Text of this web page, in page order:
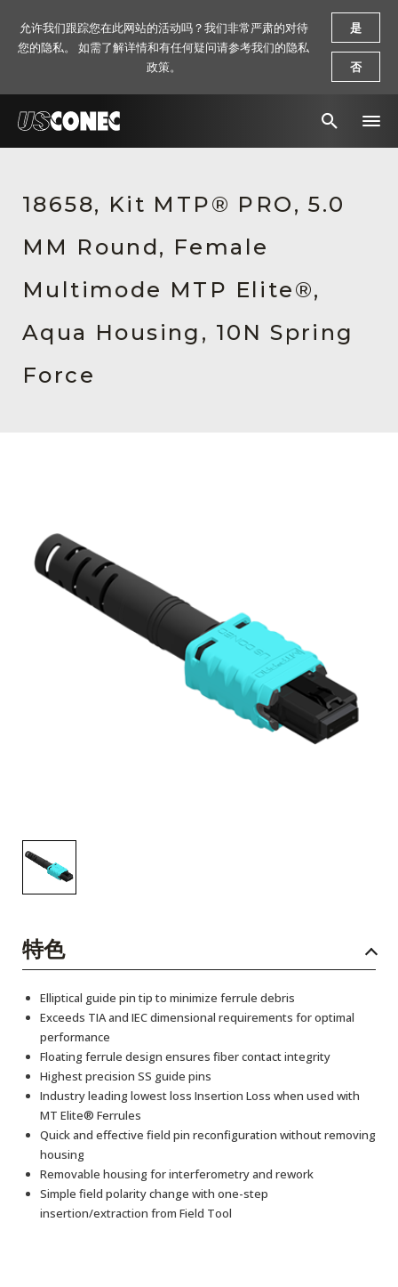
解决方案
产品
资源
关于我们
新闻稿
活动信息
18658, Kit MTP® PRO, 5.0
MM Round, Female
Multimode MTP Elite®,
Aqua Housing, 10N Spring
Force
特色
Elliptical guide pin tip to minimize ferrule debris
Exceeds TIA and IEC dimensional requirements for optimal
performance
Floating ferrule design ensures fiber contact integrity
Highest precision SS guide pins
Industry leading lowest loss Insertion Loss when used with
MT Elite® Ferrules
Quick and effective field pin reconfiguration without removing
housing
Removable housing for interferometry and rework
Simple field polarity change with one-step
insertion/extraction from Field Tool
允许我们跟踪您在此网站的活动吗？我们非常严肃的对待
您的隐私。 如需了解详情和有任何疑问请参考我们的隐私
政策。
是
否